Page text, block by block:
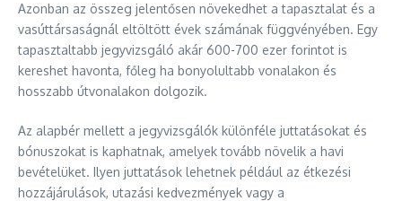
Azonban az összeg jelentősen növekedhet a tapasztalat és a
vasúttársaságnál eltöltött évek számának függvényében. Egy
tapasztaltabb jegyvizsgáló akár 600-700 ezer forintot is
kereshet havonta, főleg ha bonyolultabb vonalakon és
hosszabb útvonalakon dolgozik.
Az alapbér mellett a jegyvizsgálók különféle juttatásokat és
bónuszokat is kaphatnak, amelyek tovább növelik a havi
bevételüket. Ilyen juttatások lehetnek például az étkezési
hozzájárulások, utazási kedvezmények vagy a